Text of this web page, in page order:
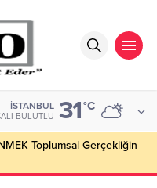
İSTANBUL
BULUTLU 31°C
Toplumsal Gerçekliğin